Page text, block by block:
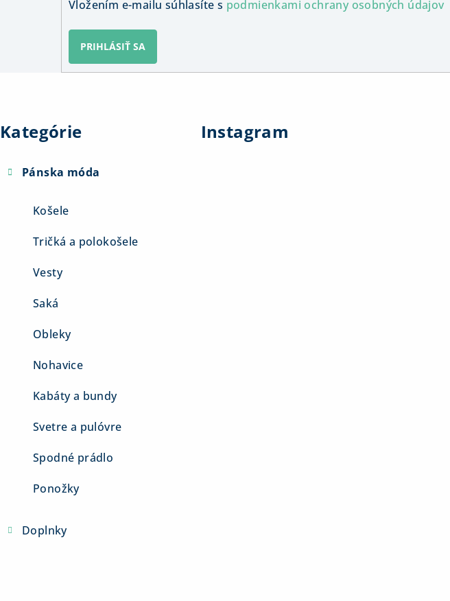
Vložením e-mailu súhlasíte s podmienkami ochrany osobných údajov
PRIHLÁSIŤ SA
Kategórie
Pánska móda
Košele
Tričká a polokošele
Vesty
Saká
Obleky
Nohavice
Kabáty a bundy
Svetre a pulóvre
Spodné prádlo
Ponožky
Doplnky
Instagram